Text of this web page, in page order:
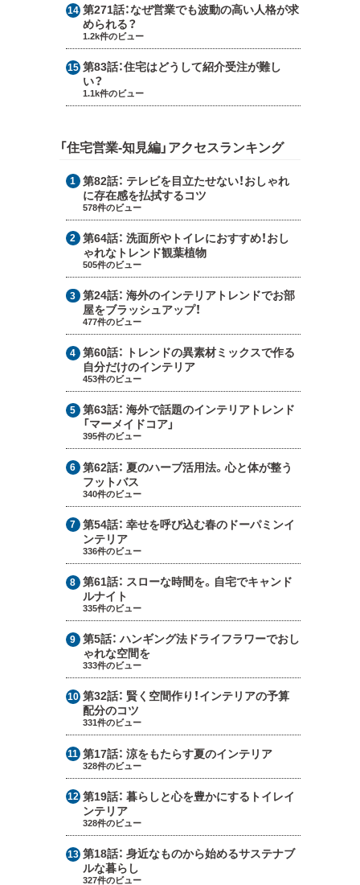
第271話：なぜ営業でも波動の高い人格が求
められる？
1.2k件のビュー
第83話：住宅はどうして紹介受注が難し
い？
1.1k件のビュー
「住宅営業-知見編」アクセスランキング
第82話： テレビを目立たせない！おしゃれ
に存在感を払拭するコツ
578件のビュー
第64話：洗面所やトイレにおすすめ！おし
ゃれなトレンド観葉植物
505件のビュー
第24話：海外のインテリアトレンドでお部
屋をブラッシュアップ！
477件のビュー
第60話： トレンドの異素材ミックスで作る
自分だけのインテリア
453件のビュー
第63話：海外で話題のインテリアトレンド
「マーメイドコア」
395件のビュー
第62話：夏のハーブ活用法。心と体が整う
フットバス
340件のビュー
第54話：幸せを呼び込む春のドーパミンイ
ンテリア
336件のビュー
第61話： スローな時間を。自宅でキャンド
ルナイト
335件のビュー
第5話：ハンギング法ドライフラワーでおし
ゃれな空間を
333件のビュー
第32話： 賢く空間作り！インテリアの予算
配分のコツ
331件のビュー
第17話：涼をもたらす夏のインテリア
328件のビュー
第19話：暮らしと心を豊かにするトイレイ
ンテリア
328件のビュー
第18話：身近なものから始めるサステナブ
ルな暮らし
327件のビュー